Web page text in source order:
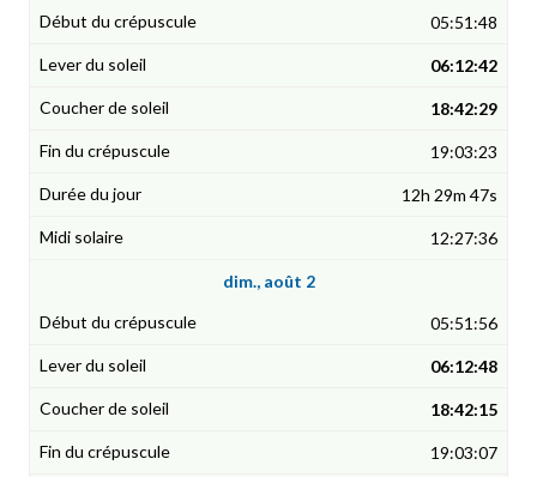
05:51:48
06:12:42
18:42:29
19:03:23
12h 29m 47s
12:27:36
dim., août 2
05:51:56
06:12:48
18:42:15
19:03:07